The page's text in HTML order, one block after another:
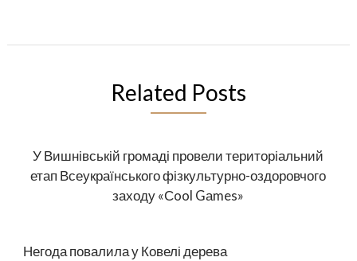
Related Posts
У Вишнівській громаді провели територіальний
етап Всеукраїнського фізкультурно-оздоровчого
заходу «Сool Gаmes»
Негода повалила у Ковелі дерева